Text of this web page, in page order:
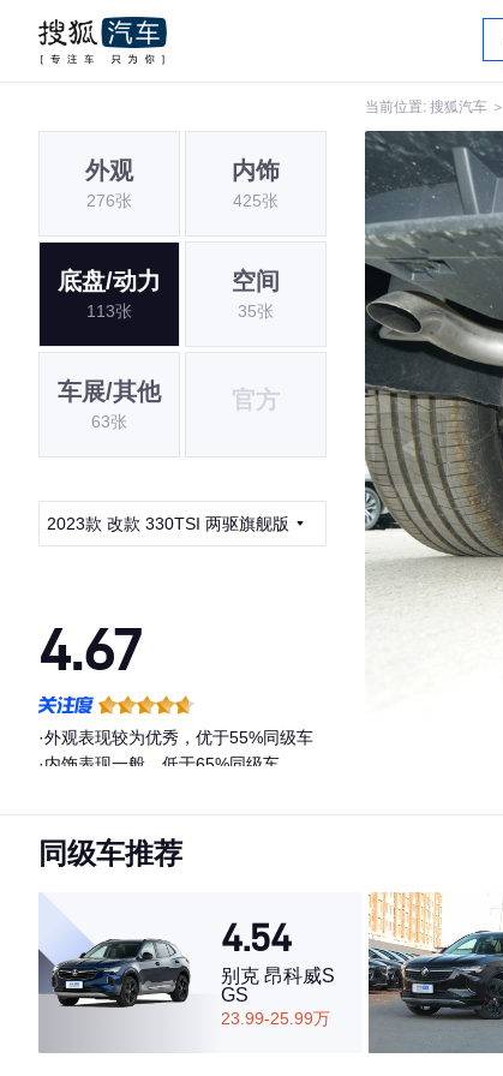
当前位置: 搜狐汽车 ＞
外观
276张
内饰
425张
底盘/动力
113张
空间
35张
车展/其他
63张
官方
2023款 改款 330TSI 两驱旗舰版
4.67
·外观表现较为优秀，优于55%同级车
·内饰表现一般，低于65%同级车
同级车推荐
4.54
别克 昂科威S
GS
23.99-25.99万